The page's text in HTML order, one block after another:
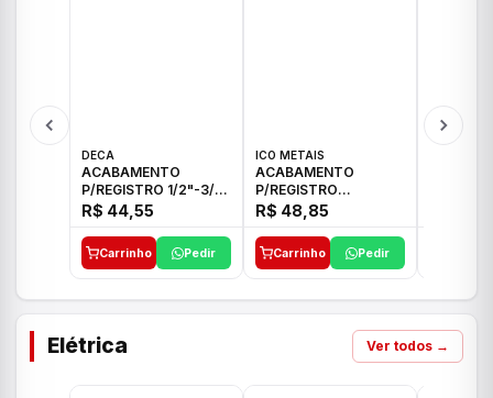
DECA
ACABAMENTO
P/REGISTRO 1/2"-3/4"
E 1"C21.PQ DECA
R$ 44,55
Carrinho Pedir
ICO METAIS
ACABAMENTO
P/REGISTRO
1/2"-3/4"-1" ACB M
CS 33 ICO
R$ 48,85
Carrinho Pedir
Elétrica Ver todos →